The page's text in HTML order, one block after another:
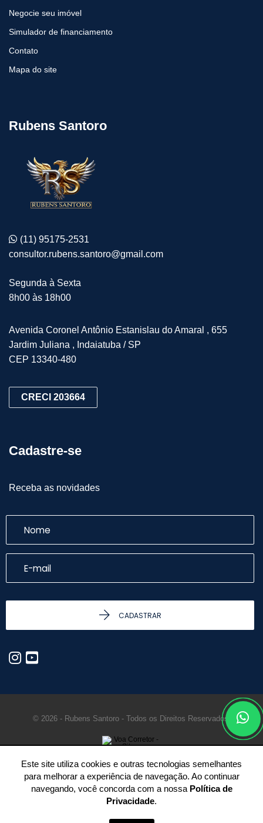
Negocie seu imóvel
Simulador de financiamento
Contato
Mapa do site
Rubens Santoro
(11) 95175-2531
consultor.rubens.santoro@gmail.com
Segunda à Sexta
8h00 às 18h00
Avenida Coronel Antônio Estanislau do Amaral , 655
Jardim Juliana , Indaiatuba / SP
CEP 13340-480
CRECI 203664
Cadastre-se
Receba as novidades
CADASTRAR
© 2026 - Rubens Santoro - Todos os Direitos Reservados.
Este site utiliza cookies e outras tecnologias semelhantes
para melhorar a experiência de navegação. Ao continuar
navegando, você concorda com a nossa Política de
Privacidade.